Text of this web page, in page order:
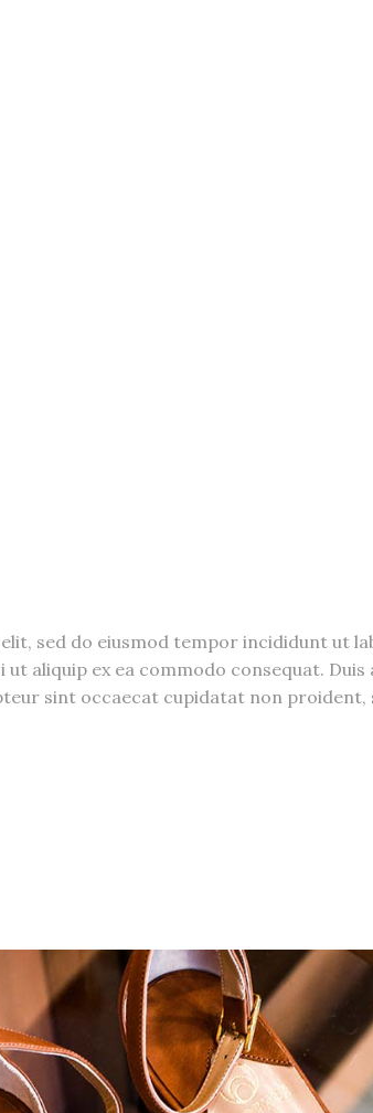
sed do eiusmod tempor incididunt ut
aliquip ex ea commodo consequat.
sint occaecat cupidatat non